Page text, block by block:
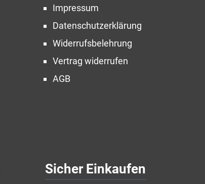
Impressum
Datenschutzerklärung
Widerrufsbelehrung
Vertrag widerrufen
AGB
Sicher Einkaufen